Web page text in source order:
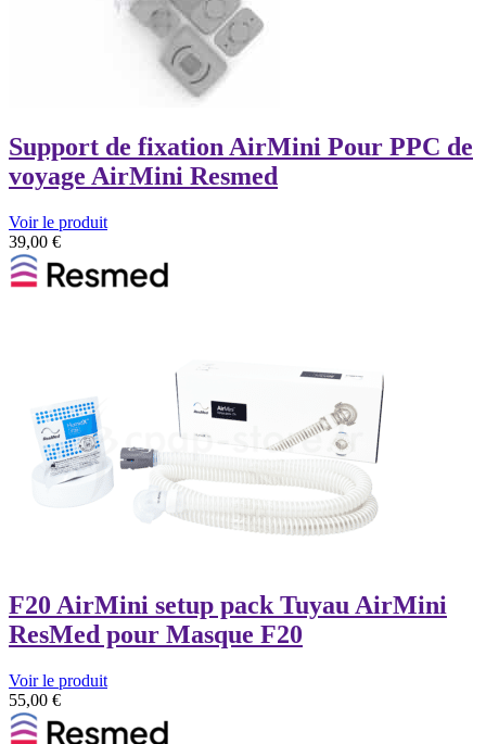
Support de fixation AirMini Pour PPC de
voyage AirMini Resmed
Voir le produit
39,00 €
F20 AirMini setup pack Tuyau AirMini
ResMed pour Masque F20
Voir le produit
55,00 €